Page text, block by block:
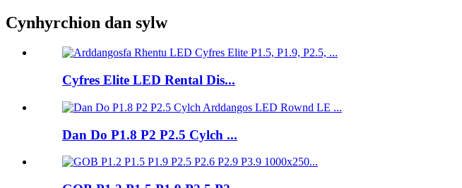
Cynhyrchion dan sylw
Cyfres Elite LED Rental Dis...
Dan Do P1.8 P2 P2.5 Cylch ...